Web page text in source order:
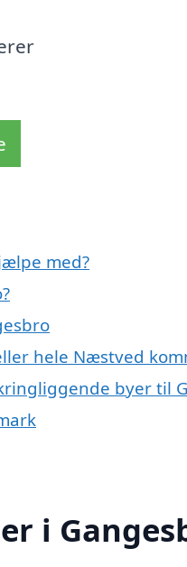
med?
hele Næstved
byer til
i